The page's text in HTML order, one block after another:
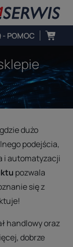
- POMOC
dużo
podejścia,
i automatyzacji
pozwala
się z
handlowy oraz
dobrze